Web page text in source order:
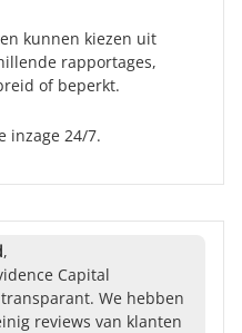
kunnen kiezen uit
rapportages,
of beperkt.
inzage 24/7.
,
Capital
We hebben
reviews van klanten